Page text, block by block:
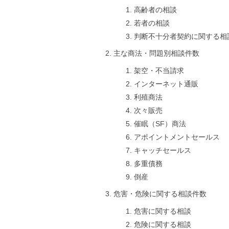
高齢者の相談
若者の相談
判断不十分者契約に関する相
主な商法・問題別相談件数
架空・不当請求
インターネット通販
利殖商法
次々販売
催眠（SF）商法
アポイントメントセールス
キャッチセールス
多重債務
倒産
危害・危険に関する相談件数
危害に関する相談
危険に関する相談